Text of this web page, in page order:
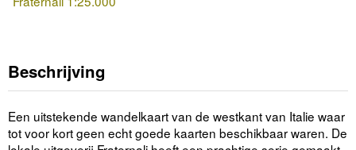
Beschrijving
Een uitstekende wandelkaart van de westkant van Italie waar
tot voor kort geen echt goede kaarten beschikbaar waren. De